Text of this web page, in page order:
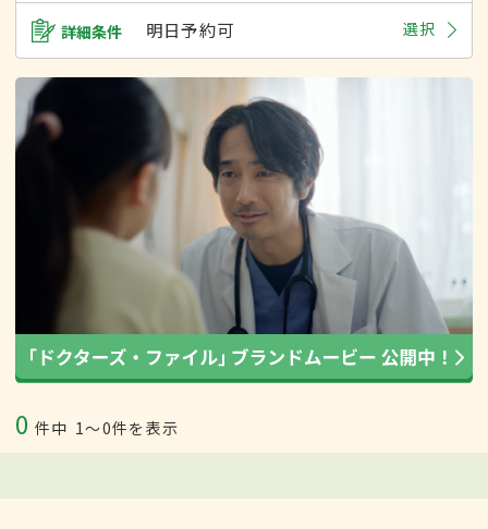
詳細条件 明日予約可 選択
0 件中 1〜0件を表示